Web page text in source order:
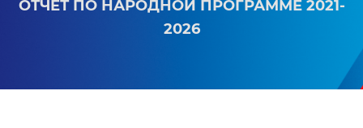
ОТЧЕТ ПО НАРОДНОЙ ПРОГРАММЕ 2021-
2026